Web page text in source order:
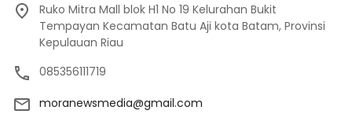
Ruko Mitra Mall blok H1 No 19 Kelurahan Bukit
Tempayan Kecamatan Batu Aji kota Batam, Provinsi
Kepulauan Riau
085356111719
moranewsmedia@gmail.com